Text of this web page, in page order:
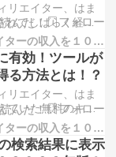
リエイター、はま
れてしばらく経ち
リバリ使いこなし
す。 ⇒ SIRIUS2
旧バージョンの
もいると…
お父さんアフィリエイターの収入を１０万円増やす方法
有効！ツールが
る方法とは！？
リエイター、はま
ていた無料のキー
ってる！！ 確か
ツールが有料に変わ
が終了・・・なんて
お父さんアフィリエイターの収入を１０万円増やす方法
検索結果に表示